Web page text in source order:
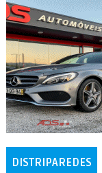
DISTRIPAREDES